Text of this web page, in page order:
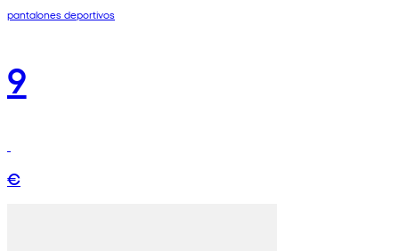
pantalones deportivos
9
€